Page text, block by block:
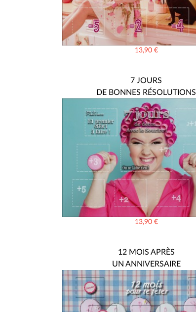
13,90 €
7 JOURS
DE BONNES RÉSOLUTIONS
13,90 €
12 MOIS APRÈS
UN ANNIVERSAIRE